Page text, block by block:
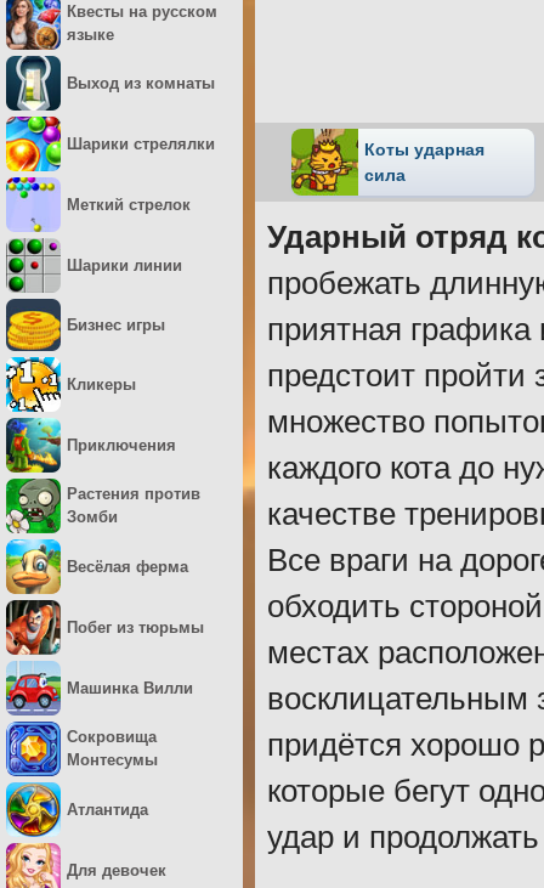
Коты ударная
сила
Ударный отряд
пробежать
приятная
предстоит пройти
множество
каждого кота до
качестве
Все враги на
обходить
местах
восклицательным
придётся хорошо
которые бегут
удар и
Квесты на русском
языке
Выход из комнаты
Шарики стрелялки
Меткий стрелок
Шарики линии
Бизнес игры
Кликеры
Приключения
Растения против
Зомби
Весёлая ферма
Побег из тюрьмы
Машинка Вилли
Сокровища
Монтесумы
Атлантида
Для девочек